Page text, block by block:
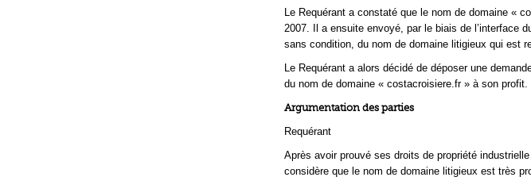
Le Requérant a constaté que le nom de domaine «
2007. Il a ensuite envoyé, par le biais de l’interface
sans condition, du nom de domaine litigieux qui est
Le Requérant a alors décidé de déposer une
du nom de domaine « costacroisiere.fr » à son profit.
Argumentation des parties
Requérant
Après avoir prouvé ses droits de propriété
considère que le nom de domaine litigieux est très